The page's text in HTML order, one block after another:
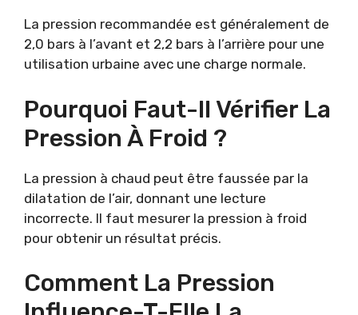
La pression recommandée est généralement de
2,0 bars à l’avant et 2,2 bars à l’arrière pour une
utilisation urbaine avec une charge normale.
Pourquoi Faut-Il Vérifier La
Pression À Froid ?
La pression à chaud peut être faussée par la
dilatation de l’air, donnant une lecture
incorrecte. Il faut mesurer la pression à froid
pour obtenir un résultat précis.
Comment La Pression